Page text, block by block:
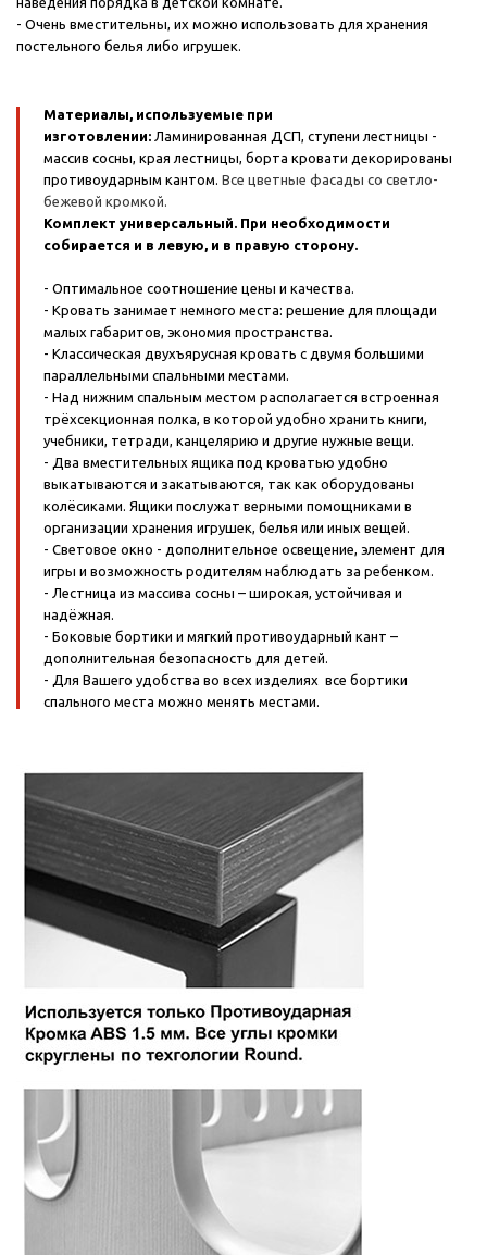
- Очень вместительны, их можно использовать для хранения
постельного белья либо игрушек.
Материалы, используемые при
изготовлении: Ламинированная ДСП, ступени лестницы -
массив сосны, края лестницы, борта кровати декорированы
противоударным кантом. Все цветные фасады со светло-
бежевой кромкой.
Комплект универсальный. При необходимости
собирается и в левую, и в правую сторону.
- Оптимальное соотношение цены и качества.
- Кровать занимает немного места: решение для площади
малых габаритов, экономия пространства.
- Классическая двухъярусная кровать с двумя большими
параллельными спальными местами.
- Над нижним спальным местом располагается встроенная
трёхсекционная полка, в которой удобно хранить книги,
учебники, тетради, канцелярию и другие нужные вещи.
- Два вместительных ящика под кроватью удобно
выкатываются и закатываются, так как оборудованы
колёсиками. Ящики послужат верными помощниками в
организации хранения игрушек, белья или иных вещей.
- Световое окно - дополнительное освещение, элемент для
игры и возможность родителям наблюдать за ребенком.
- Лестница из массива сосны – широкая, устойчивая и
надёжная.
- Боковые бортики и мягкий противоударный кант –
дополнительная безопасность для детей.
- Для Вашего удобства во всех изделиях все бортики
спального места можно менять местами.